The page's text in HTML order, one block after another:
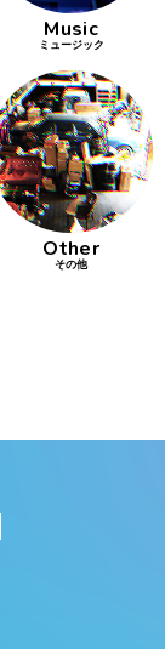
Music
ミュージック
Other
その他